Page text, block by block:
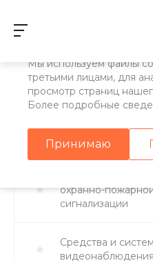
Мы используем файлы
третьими лицами, для
просмотр страниц
Более подробные
Принимаю
Главная / Каталог товаров /
Адресные
охранно-
сигнализации
Средства и
видеонаблюдения